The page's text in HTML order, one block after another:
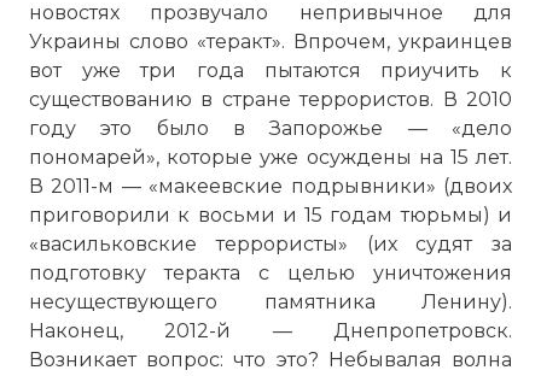
новостях прозвучало непривычное для
Украины слово «теракт». Впрочем, украинцев
вот уже три года пытаются приучить к
существованию в стране террористов. В 2010
году это было в Запорожье — «дело
пономарей», которые уже осуждены на 15 лет.
В 2011-м — «макеевские подрывники» (двоих
приговорили к восьми и 15 годам тюрьмы) и
«васильковские террористы» (их судят за
подготовку теракта с целью уничтожения
несуществующего памятника Ленину).
Наконец, 2012-й — Днепропетровск.
Возникает вопрос: что это? Небывалая волна